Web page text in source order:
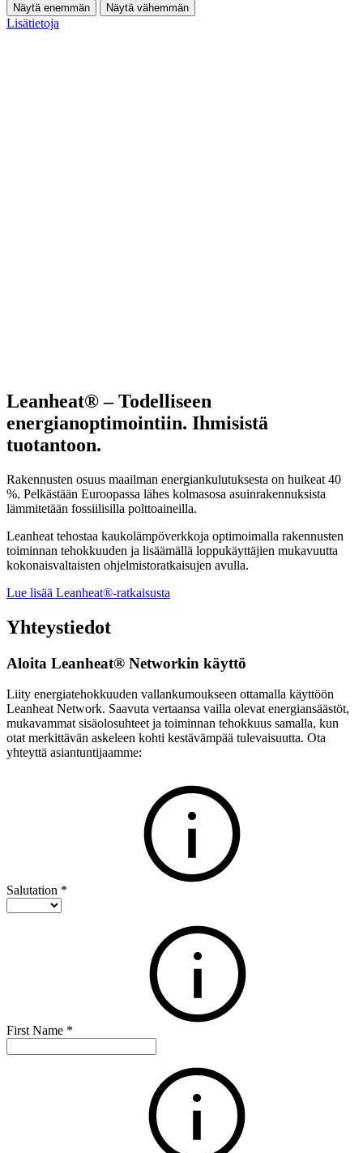
Näytä enemmän Näytä vähemmän
Lisätietoja
Leanheat® – Todelliseen
energianoptimointiin. Ihmisistä
tuotantoon.
Rakennusten osuus maailman energiankulutuksesta on huikeat 40
%. Pelkästään Euroopassa lähes kolmasosa asuinrakennuksista
lämmitetään fossiilisilla polttoaineilla.
Leanheat tehostaa kaukolämpöverkkoja optimoimalla rakennusten
toiminnan tehokkuuden ja lisäämällä loppukäyttäjien mukavuutta
kokonaisvaltaisten ohjelmistoratkaisujen avulla.
Lue lisää Leanheat®-ratkaisusta
Yhteystiedot
Aloita Leanheat® Networkin käyttö
Liity energiatehokkuuden vallankumoukseen ottamalla käyttöön
Leanheat Network. Saavuta vertaansa vailla olevat energiansäästöt,
mukavammat sisäolosuhteet ja toiminnan tehokkuus samalla, kun
otat merkittävän askeleen kohti kestävämpää tulevaisuutta. Ota
yhteyttä asiantuntijaamme:
Salutation *
First Name *